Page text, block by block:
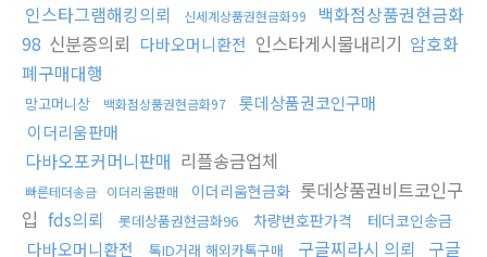
인스타그램해킹의뢰 신세계상품권현금화99
백화점상품권현금화
98 신분증의뢰 다바오머니환전 인스타게시물내리기 암호화
폐구매대행
망고머니상 백화점상품권현금화97
롯데상품권코인구매
이더리움판매
다바오포커머니판매 리플송금업체
빠른테더송금 이더리움판매 이더리움현금화 롯데상품권비트코인구
입 fds의뢰 롯데상품권현금화96 차량번호판가격 테더코인송금
다바오머니환전 톡ID거래 해외카톡구매 구글찌라시 의뢰 구글